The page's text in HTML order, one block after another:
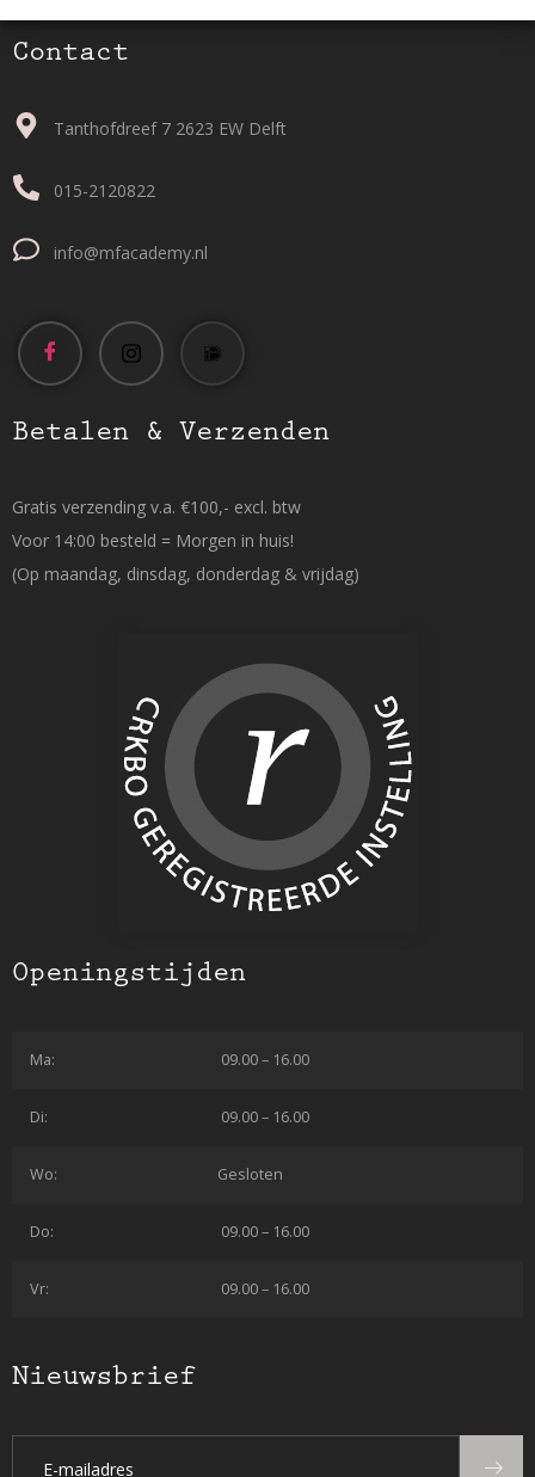
Contact
Tanthofdreef 7 2623 EW Delft
015-2120822
info@mfacademy.nl
Betalen & Verzenden
Gratis verzending v.a. €100,- excl. btw
Voor 14:00 besteld = Morgen in huis!
(Op maandag, dinsdag, donderdag & vrijdag)
Openingstijden
Ma: 09.00 – 16.00
Di: 09.00 – 16.00
Wo: Gesloten
Do: 09.00 – 16.00
Vr: 09.00 – 16.00
Nieuwsbrief